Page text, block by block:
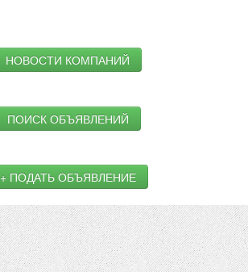
НОВОСТИ КОМПАНИЙ
ПОИСК ОБЪЯВЛЕНИЙ
+ ПОДАТЬ ОБЪЯВЛЕНИЕ